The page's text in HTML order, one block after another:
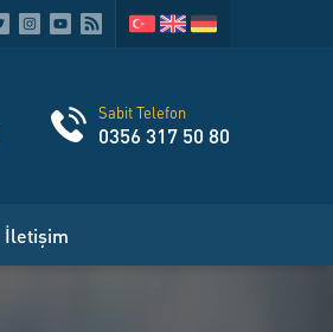
Sabit Telefon
0356 317 50 80
İletişim